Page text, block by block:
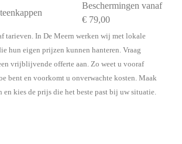
Beschermingen vanaf
€ 79,00
tarieven. In De Meern werken wij met lokale
hun eigen prijzen kunnen hanteren. Vraag
vrijblijvende offerte aan. Zo weet u vooraf
bent en voorkomt u onverwachte kosten. Maak
kies de prijs die het beste past bij uw situatie.